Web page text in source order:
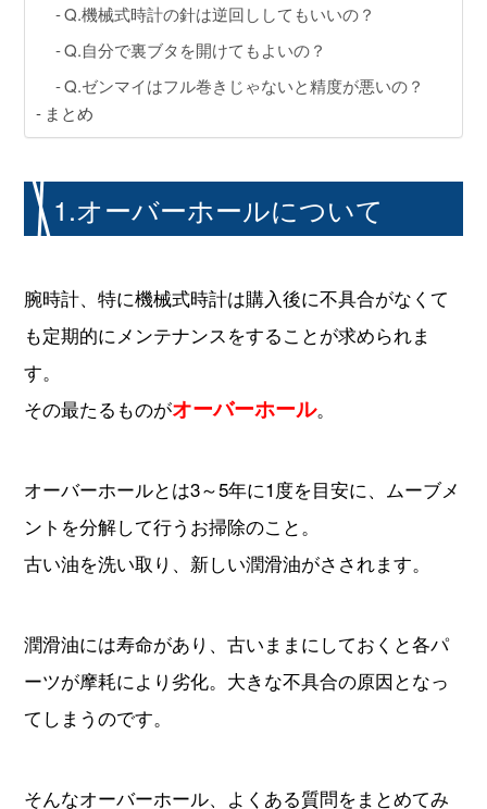
Q.機械式時計の針は逆回ししてもいいの？
Q.自分で裏ブタを開けてもよいの？
Q.ゼンマイはフル巻きじゃないと精度が悪いの？
まとめ
1.オーバーホールについて
腕時計、特に機械式時計は購入後に不具合がなくて
も定期的にメンテナンスをすることが求められま
す。
その最たるものがオーバーホール。
オーバーホールとは3～5年に1度を目安に、ムーブメ
ントを分解して行うお掃除のこと。
古い油を洗い取り、新しい潤滑油がさされます。
潤滑油には寿命があり、古いままにしておくと各パ
ーツが摩耗により劣化。大きな不具合の原因となっ
てしまうのです。
そんなオーバーホール、よくある質問をまとめてみ